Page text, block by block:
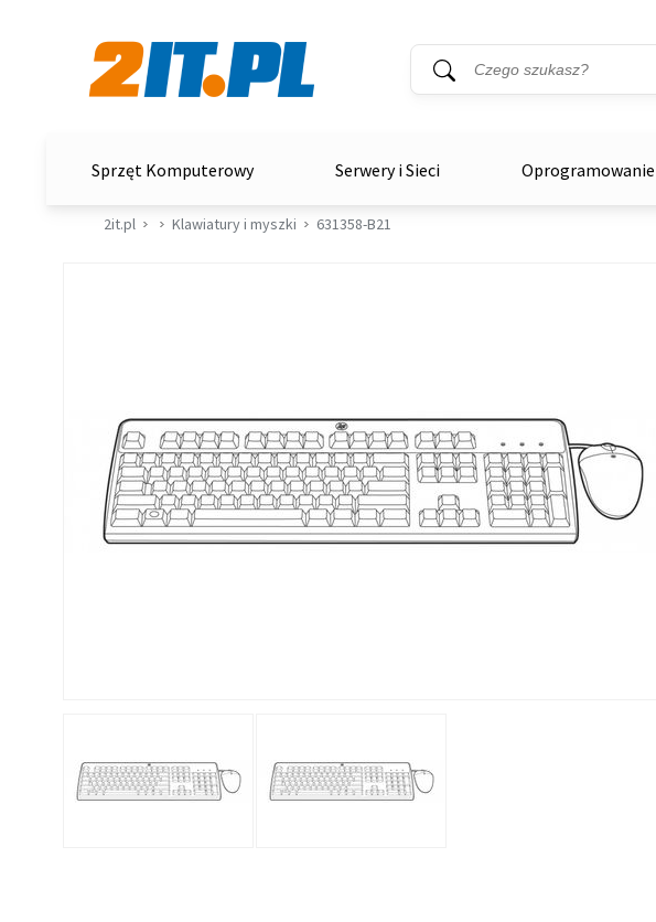
Wyszukiwarka
Słowo kluczowe
Sprzęt Komputerowy Serwery i Sieci Oprogramowanie
2it.pl Klawiatury i myszki 631358-B21